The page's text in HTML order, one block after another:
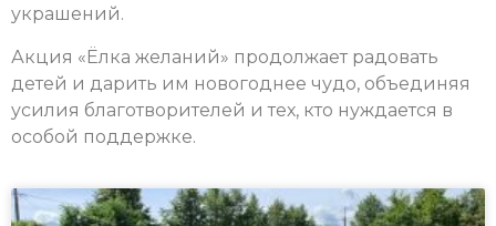
украшений.
Акция «Ёлка желаний» продолжает радовать
детей и дарить им новогоднее чудо, объединяя
усилия благотворителей и тех, кто нуждается в
особой поддержке.